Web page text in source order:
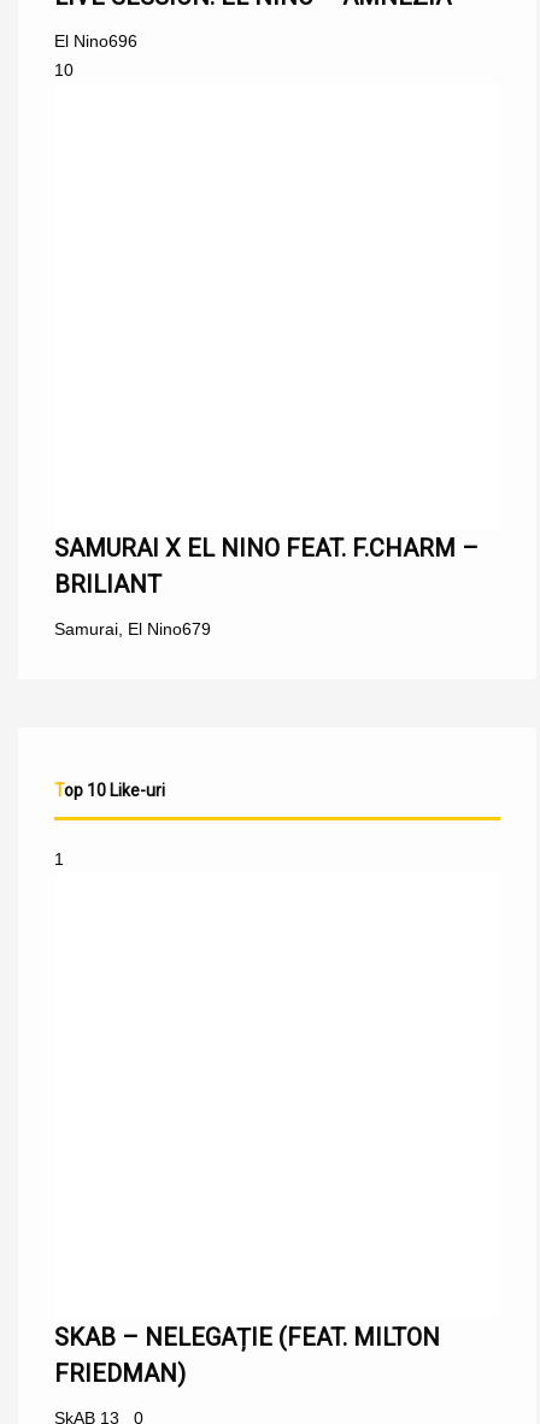
El Nino696
10
SAMURAI X EL NINO FEAT. F.CHARM –
BRILIANT
Samurai El Nino679
Top 10 Like-uri
1
SKAB – NELEGAȚIE (FEAT. MILTON
FRIEDMAN)
SkAB 13
0